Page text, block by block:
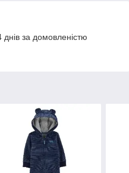
за домовленістю